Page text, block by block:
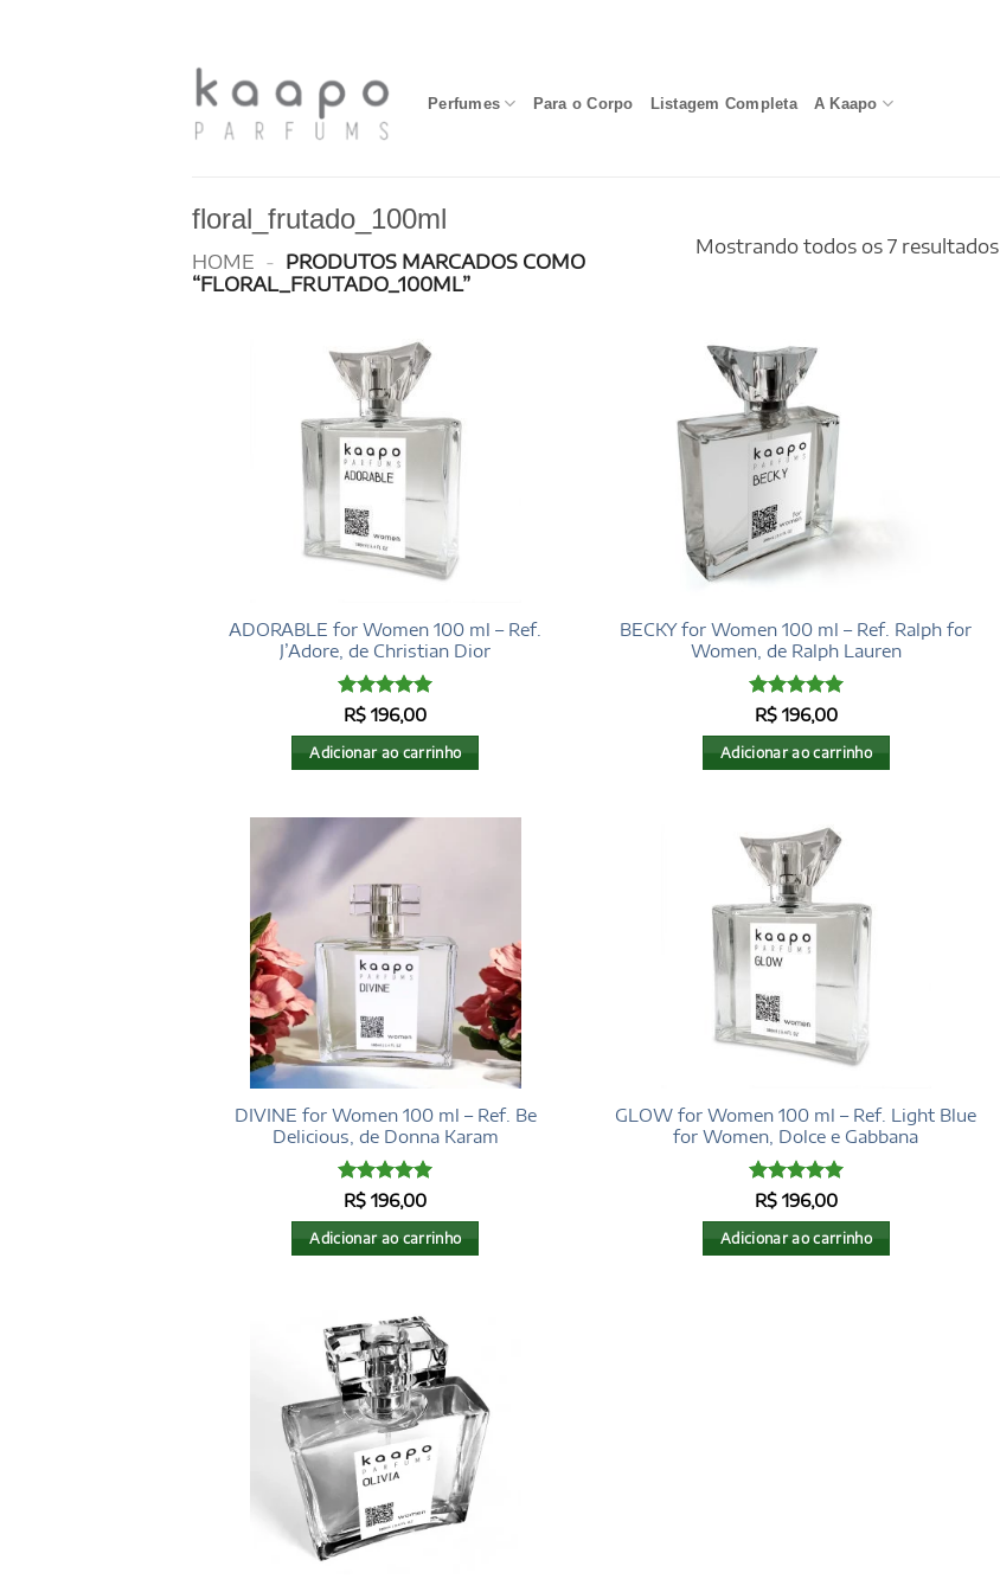
Perfumes Para o Corpo Listagem Completa A Kaapo
floral_frutado_100ml
HOME - PRODUTOS MARCADOS COMO
“FLORAL_FRUTADO_100ML”
Mostrando todos os 7 resultados
ADORABLE for Women 100 ml – Ref.
J’Adore, de Christian Dior
Avaliação5
R$ 196,00
Adicionar ao carrinho
BECKY for Women 100 ml – Ref. Ralph for
Women, de Ralph Lauren
Avaliação5
R$196,00
Adicionar ao carrinho
DIVINE for Women 100 ml – Ref. Be
Delicious, de Donna Karam
Avaliação5
R$ 196,00
Adicionar ao carrinho
GLOW for Women 100 ml – Ref. Light Blue
for Women, Dolce e Gabbana
Avaliação5
R$196,00
Adicionar ao carrinho